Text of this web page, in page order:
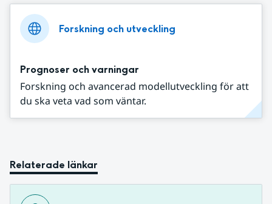
Forskning och utveckling
Prognoser och varningar
Forskning och avancerad modellutveckling för att
du ska veta vad som väntar.
Relaterade länkar